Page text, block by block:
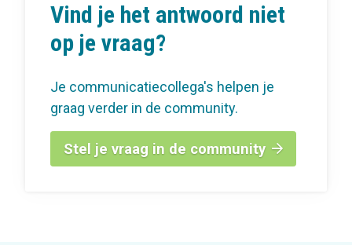
Vind je het antwoord niet
op je vraag?
Je communicatiecollega's helpen je
graag verder in de community.
Stel je vraag in de community